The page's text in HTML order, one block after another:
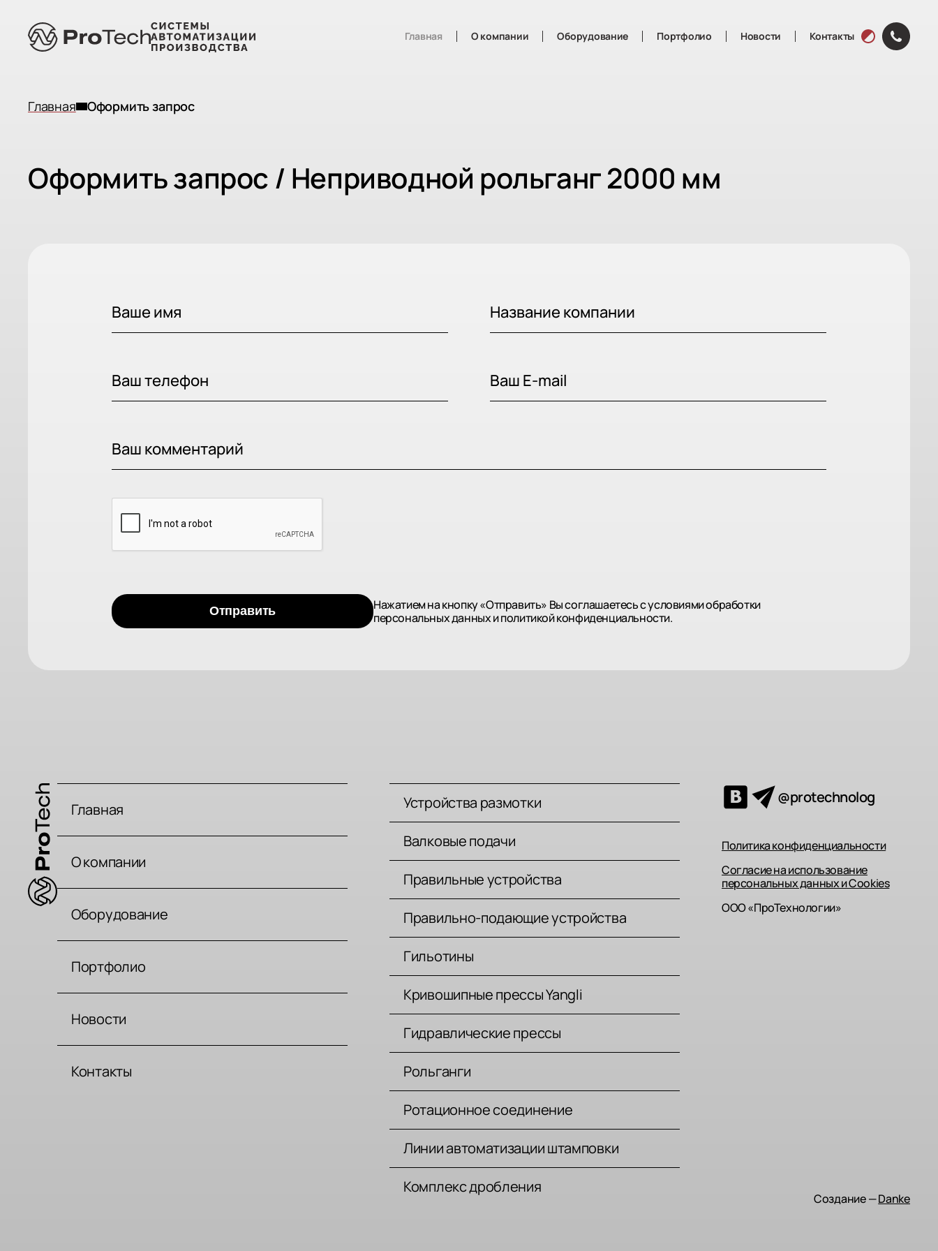
Главная О компании Оборудование Портфолио Новости Контакты Темная
(800)
Главная Оформить запрос
Оформить запрос / Неприводной рольганг 2000 мм
Нажатием на кнопку «Отправить» Вы соглашаетесь с условиями обработки
персональных данных и политикой конфиденциальности.
Отправить
Главная
О компании
Оборудование
Портфолио
Новости
Контакты
Устройства размотки
Валковые подачи
Правильные устройства
Правильно-подающие устройства
Гильотины
Кривошипные прессы Yangli
Гидравлические прессы
Рольганги
Ротационное соединение
Линии автоматизации штамповки
Комплекс дробления
@protechnolog
Политика конфиденциальности
Согласие на использование
персональных данных и Cookies
ООО «ПроТехнологии»
Создание —Danke